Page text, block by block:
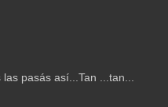
pasás así...Tan ...tan...